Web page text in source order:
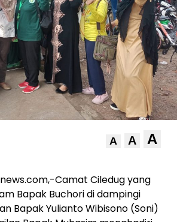
A A A
Camat Ciledug yang
Bapak Buchori di dampingi
Bapak Yulianto Wibisono (Soni)